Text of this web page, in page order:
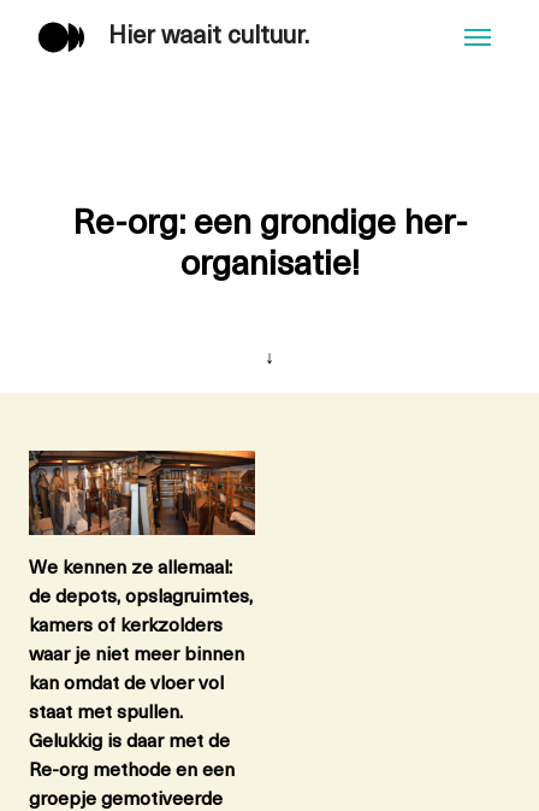
Hier waait cultuur. Menu
Re-org: een grondige her-
organisatie!
↓
We kennen ze allemaal:
de depots, opslagruimtes,
kamers of kerkzolders
waar je niet meer binnen
kan omdat de vloer vol
staat met spullen.
Gelukkig is daar met de
Re-org methode en een
groepje gemotiveerde